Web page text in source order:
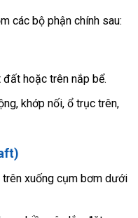
các bộ phận chính sau:
hoặc trên nắp bể.
khớp nối, ổ trục trên,
xuống cụm bơm dưới